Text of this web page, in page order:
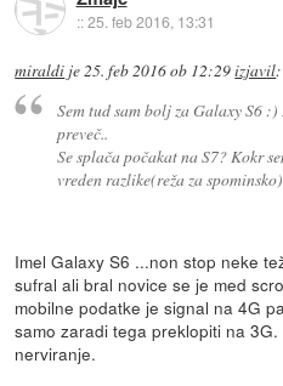
::25. feb 2016, 13:31
miraldi je 25. feb 2016 ob 12:29izjavil:
Sem tud sam bolj za Galaxy S6
preveč..
Se splača počakat na S7? Kokr
vreden razlike(reža za
Imel Galaxy S6 ...non stop neke
sufral ali bral novice se je med
mobilne podatke je signal na 4G
samo zaradi tega preklopiti na
nerviranje.